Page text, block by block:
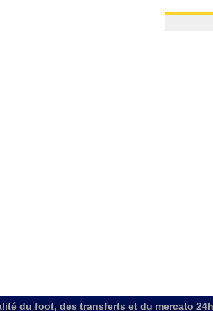
du foot, des transferts et du mercato